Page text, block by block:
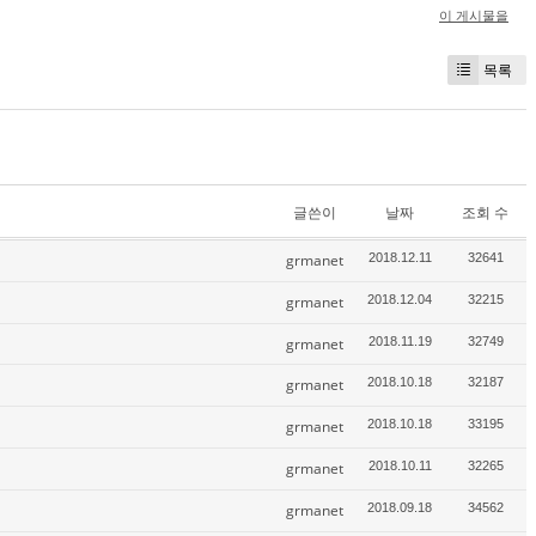
이 게시물을
목록
글쓴이 날짜 조회 수
grmanet 2018.12.11 32641
grmanet 2018.12.04 32215
grmanet 2018.11.19 32749
grmanet 2018.10.18 32187
grmanet 2018.10.18 33195
grmanet 2018.10.11 32265
grmanet 2018.09.18 34562